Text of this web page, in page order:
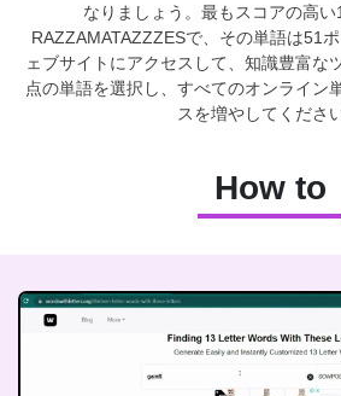
なりましょう。最もスコアの高
RAZZAMATAZZZESで、その単語は51
ェブサイトにアクセスして、知識豊富な
点の単語を選択し、すべてのオンライン
スを増やしてください
How to